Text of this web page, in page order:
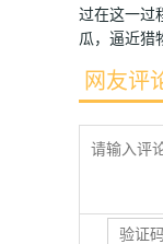
过在这一过
瓜，逼近
网友评